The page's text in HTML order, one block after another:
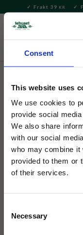
Consent
This website uses
We use cookies to
provide social
We also share
with our social
who may combine it
provided to them or
of their services.
Selection
Necessary
Meny
Frakt 39 KR
Servering & Dukning
Dunoon
Henley
En kvalitetsmugg full